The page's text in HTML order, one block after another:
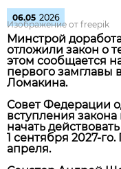
06.05 2026
Изображение от freepik
Минстрой
отложили закон о
этом сообщается
первого замглавы
Ломакина.
Совет Федерации
вступления
начать
1 сентября
апреля.